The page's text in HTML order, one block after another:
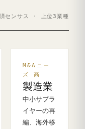
センサス · 上位3業種
M&Aニー
ズ 高
製造業
中小サプラ
イヤーの再
編、海外移